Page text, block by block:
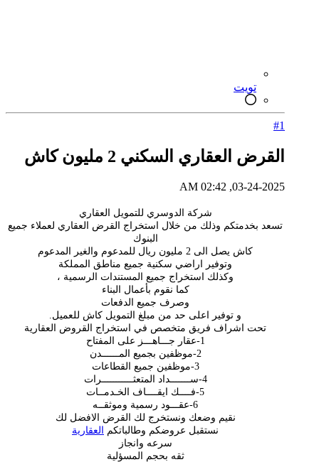
تويت
#1
القرض العقاري السكني 2 مليون كاش
03-24-2025, 02:42 AM
شركة الدوسري للتمويل العقاري
تسعد بخدمتكم وذلك من خلال استخراج القرض العقاري لعملاء جميع
البنوك
كاش يصل الى 2 مليون ريال للمدعوم والغير المدعوم
وتوفير اراضي سكنية جميع مناطق المملكة
وكذلك استخراج جميع المستندات الرسمية ،
كما نقوم بأعمال البناء
وصرف جميع الدفعات
و توفير اعلى حد من مبلغ التمويل كاش للعميل.
تحت اشراف فريق متخصص في استخراج القروض العقارية
1-عقار جـــاهـــز على المفتاح
2-موظفين بجميع المــــــدن
3-موظفين جميع القطاعات
4-ســـــــداد المتعثـــــــــــرات
5-فــــك ايقــــاف الخـدمــات
6-عقـــود رسمية وموثقــه
نقيم وضعك ونستخرج لك القرض الافضل لك
نستقبل عروضكم وطالباتكم العقارية
سرعه وانجاز
ثقه بحجم المسؤلية